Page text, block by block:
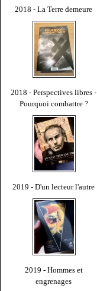
2018 - La Terre demeure
2018 - Perspectives libres -
Pourquoi combattre ?
2019 - D'un lecteur l'autre
2019 - Hommes et
engrenages